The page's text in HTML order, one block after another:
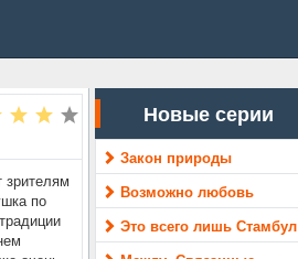
по
Новые серии
Закон природы
Возможно любовь
Это всего лишь Стамбул